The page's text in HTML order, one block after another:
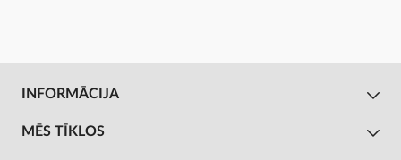
INFORMĀCIJA
MĒS TĪKLOS